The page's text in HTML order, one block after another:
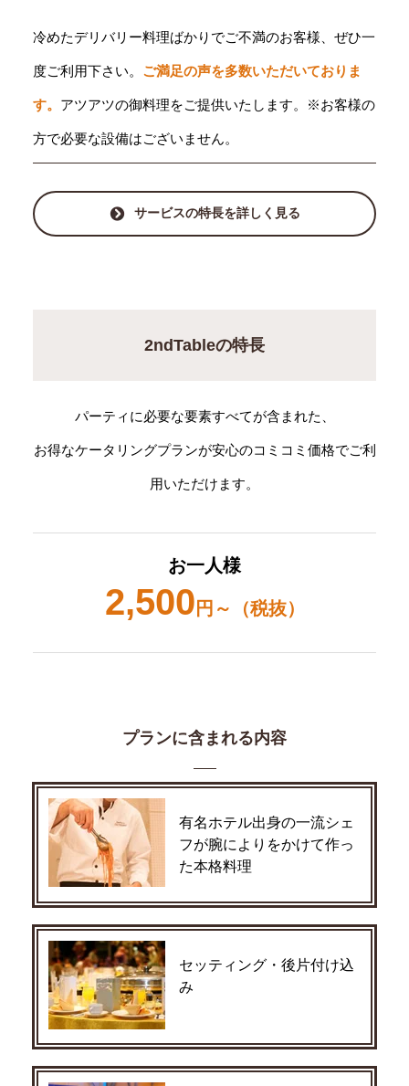
冷めたデリバリー料理ばかりでご不満のお客様、ぜひ一
度ご利用下さい。 ご満足の声を多数いただいておりま
す。 アツアツの御料理をご提供いたします。※お客様の
方で必要な設備はございません。
サービスの特長を詳しく見る
2ndTableの特長
パーティに必要な要素すべてが含まれた、
お得なケータリングプランが安心のコミコミ価格でご利
用いただけます。
お一人様
2,500 円～（税抜）
プランに含まれる内容
有名ホテル出身の一流シェ
フが腕によりをかけて作っ
た本格料理
セッティング・後片付け込
み